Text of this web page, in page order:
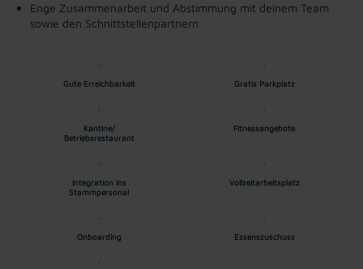
Enge Zusammenarbeit und Abstimmung mit deinem Team
sowie den Schnittstellenpartnern
Gute Erreichbarkeit Gratis Parkplatz
Kantine/
Betriebsrestaurant
Fitnessangebote
Integration ins
Stammpersonal
Vollzeitarbeitsplatz
Onboarding Essenszuschuss